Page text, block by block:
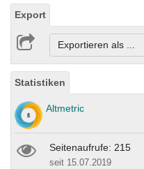
Export
Exportieren als ...
Statistiken
Altmetric
Seitenaufrufe: 215
seit 15.07.2019